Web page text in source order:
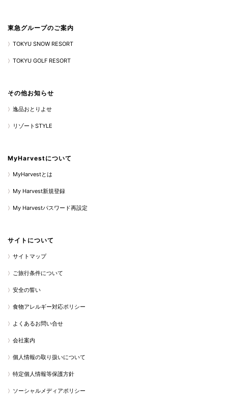
東急グループのご案内
TOKYU SNOW RESORT
TOKYU GOLF RESORT
その他お知らせ
逸品おとりよせ
リゾートSTYLE
MyHarvestについて
MyHarvestとは
My Harvest新規登録
My Harvestパスワード再設定
サイトについて
サイトマップ
ご旅行条件について
安全の誓い
食物アレルギー対応ポリシー
よくあるお問い合せ
会社案内
個人情報の取り扱いについて
特定個人情報等保護方針
ソーシャルメディアポリシー